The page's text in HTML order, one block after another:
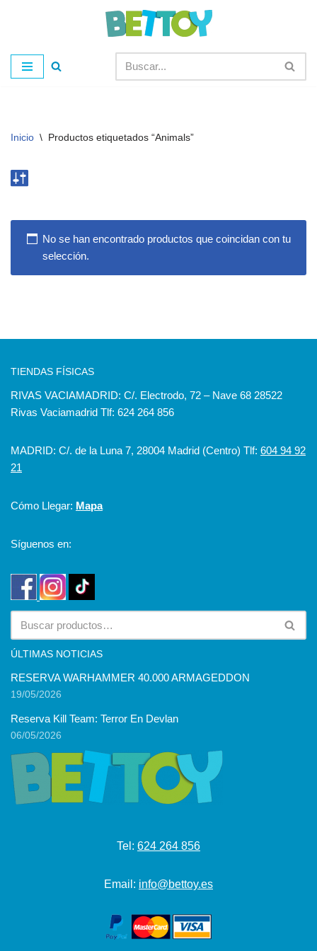
al
contenido
Inicio \ Productos etiquetados “Animals”
No se han encontrado productos que coincidan con tu
selección.
TIENDAS FÍSICAS
RIVAS VACIAMADRID: C/. Electrodo, 72 – Nave 68 28522
Rivas Vaciamadrid Tlf: 624 264 856
MADRID: C/. de la Luna 7, 28004 Madrid (Centro) Tlf: 604 94 92
21
Cómo Llegar: Mapa
Síguenos en:
ÚLTIMAS NOTICIAS
RESERVA WARHAMMER 40.000 ARMAGEDDON
19/05/2026
Reserva Kill Team: Terror En Devlan
06/05/2026
Tel: 624 264 856
Email: info@bettoy.es